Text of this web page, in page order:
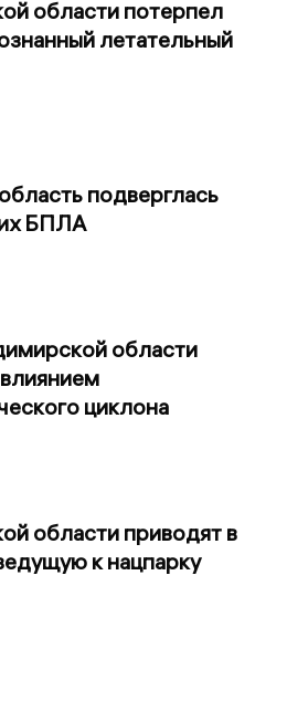
области потерпел
летательный
подверглась
БПЛА
области
циклона
области приводят в
к нацпарку